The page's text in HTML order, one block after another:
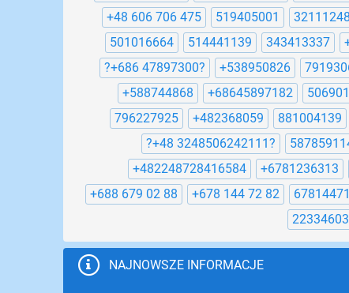
+48 606 706 475
519405001
501016664
514441139 343413337
?+686 47897300?
+538950826
+588744868
+68645897182
796227925
+482368059 881004139
?+48 3248506242111?
+482248728416584
+6781236313
+688 679 02 88
+678 144 72 82
NAJNOWSZE INFORMACJE